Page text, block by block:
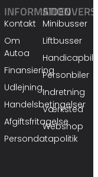
Minibusser
Liftbusser
Personbiler
Indretning
Værksted
Webshop
INFORMATION
Kontakt
Om
Autoa
Finansiering
Udlejning
Handelsbetingelser
Afgiftsfritagelse
Persondatapolitik